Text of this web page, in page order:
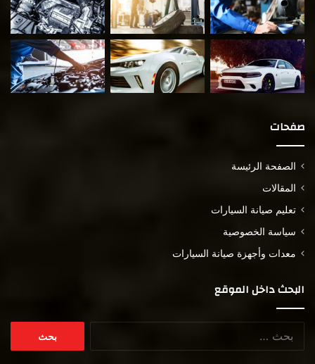
صفحات
الصفحة الرئيسة
المقالات
تعليم صيانة السيارات
سياسة الخصوصية
معدات وأجهزة صيانة السيارات
البحث داخل الموقع